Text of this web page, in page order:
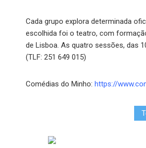
Cada grupo explora determinada
escolhida foi o teatro, com
de Lisboa. As quatro sessões, das
(TLF: 251 649 015)
Comédias do Minho: https://